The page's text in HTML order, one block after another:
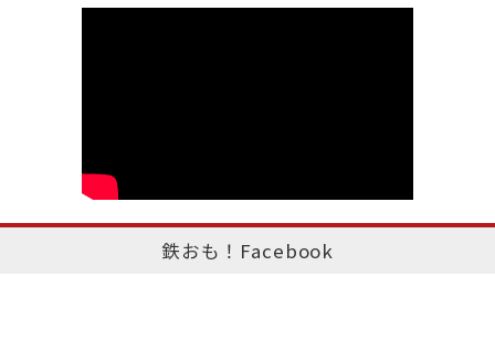
鉄おも！Facebook